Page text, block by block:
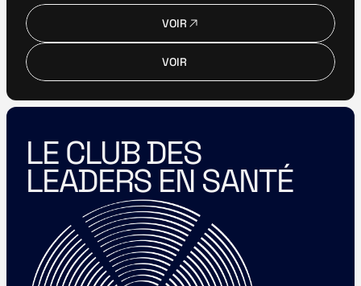
VOIR
VOIR
LE CLUB DES
LEADERS EN SANTÉ